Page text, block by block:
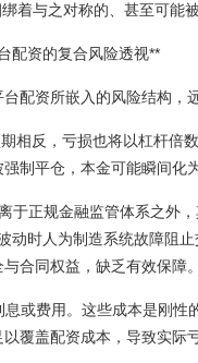
着与之对称的、甚至可能
配资的复合风险透视**
配资所嵌入的风险结构，
相反，亏损也将以杠杆倍
制平仓，本金可能瞬间化
正规金融监管体系之外
时人为制造系统故障阻
合同权益，缺乏有效保障。
或费用。这些成本是刚
覆盖配资成本，导致实际亏